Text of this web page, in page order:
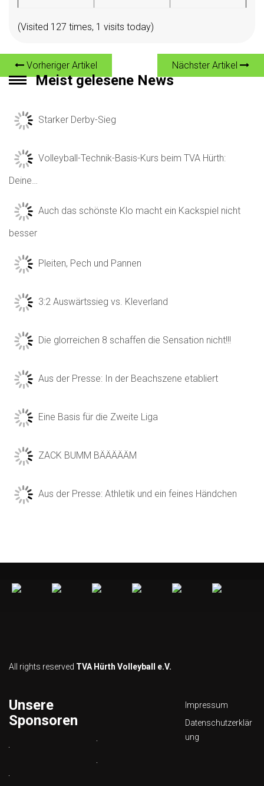
(Visited 127 times, 1 visits today)
Vorheriger Artikel Nächster Artikel
Meist gelesene News
Starker Derby-Sieg
Volleyball-Technik-Basis-Kurs beim TVA Hürth:
Deine…
Auch das schönste Klo macht ein Kackspiel nicht
besser
Pleiten, Pech und Pannen
3:2 Auswärtssieg vs. Kleverland
Die glorreichen 8 schaffen die Sensation nicht!!!
Aus der Presse: In der Beachszene etabliert
Eine Basis für die Zweite Liga
ZACK BUMM BÄÄÄÄÄM
Aus der Presse: Athletik und ein feines Händchen
All rights reserved TVA Hürth Volleyball e.V.
Unsere
Sponsoren
Impressum
Datenschutzerklär
ung